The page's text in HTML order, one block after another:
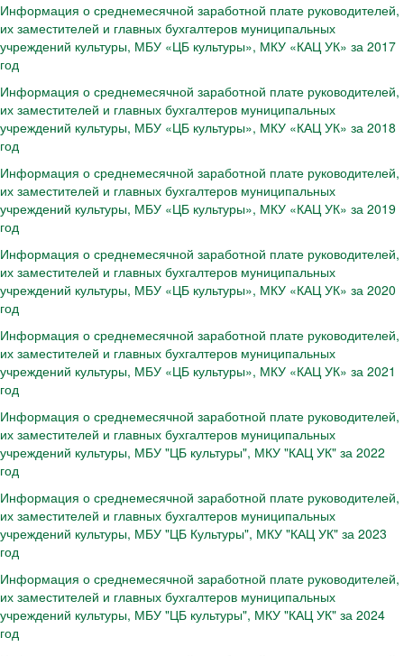
Информация о среднемесячной заработной плате руководителей,
их заместителей и главных бухгалтеров муниципальных
учреждений культуры, МБУ «ЦБ культуры», МКУ «КАЦ УК» за 2017
год
Информация о среднемесячной заработной плате руководителей,
их заместителей и главных бухгалтеров муниципальных
учреждений культуры, МБУ «ЦБ культуры», МКУ «КАЦ УК» за 2018
год
Информация о среднемесячной заработной плате руководителей,
их заместителей и главных бухгалтеров муниципальных
учреждений культуры, МБУ «ЦБ культуры», МКУ «КАЦ УК» за 2019
год
Информация о среднемесячной заработной плате руководителей,
их заместителей и главных бухгалтеров муниципальных
учреждений культуры, МБУ «ЦБ культуры», МКУ «КАЦ УК» за 2020
год
Информация о среднемесячной заработной плате руководителей,
их заместителей и главных бухгалтеров муниципальных
учреждений культуры, МБУ «ЦБ культуры», МКУ «КАЦ УК» за 2021
год
Информация о среднемесячной заработной плате руководителей,
их заместителей и главных бухгалтеров муниципальных
учреждений культуры, МБУ "ЦБ культуры", МКУ "КАЦ УК" за 2022
год
Информация о среднемесячной заработной плате руководителей,
их заместителей и главных бухгалтеров муниципальных
учреждений культуры, МБУ "ЦБ Культуры", МКУ "КАЦ УК" за 2023
год
Информация о среднемесячной заработной плате руководителей,
их заместителей и главных бухгалтеров муниципальных
учреждений культуры, МБУ "ЦБ культуры", МКУ "КАЦ УК" за 2024
год